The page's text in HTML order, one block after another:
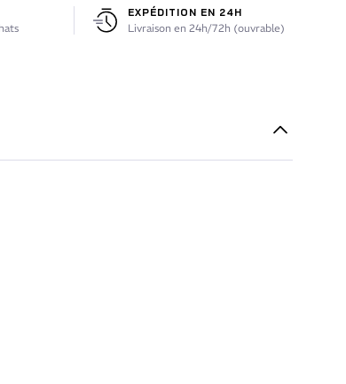
EXPÉDITION EN 24H
Livraison en 24h/72h (ouvrable)